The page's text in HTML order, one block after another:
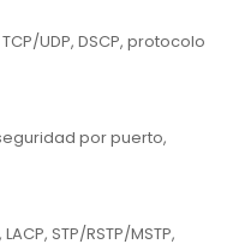
UDP, DSCP, protocolo
seguridad por puerto,
STP/RSTP/MSTP,